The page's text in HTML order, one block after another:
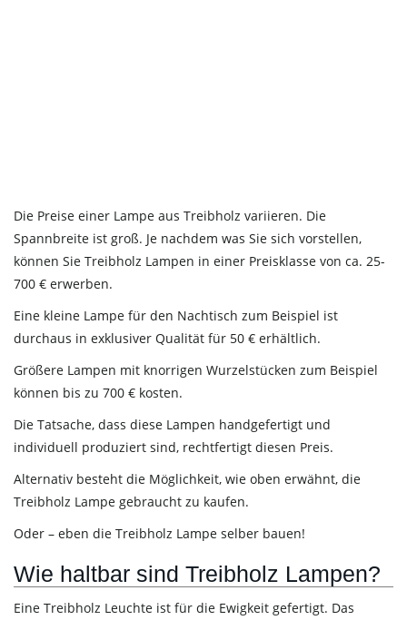
Die Preise einer Lampe aus Treibholz variieren. Die
Spannbreite ist groß. Je nachdem was Sie sich vorstellen,
können Sie Treibholz Lampen in einer Preisklasse von ca. 25-
700 € erwerben.
Eine kleine Lampe für den Nachtisch zum Beispiel ist
durchaus in exklusiver Qualität für 50 € erhältlich.
Größere Lampen mit knorrigen Wurzelstücken zum Beispiel
können bis zu 700 € kosten.
Die Tatsache, dass diese Lampen handgefertigt und
individuell produziert sind, rechtfertigt diesen Preis.
Alternativ besteht die Möglichkeit, wie oben erwähnt, die
Treibholz Lampe gebraucht zu kaufen.
Oder – eben die Treibholz Lampe selber bauen!
Wie haltbar sind Treibholz Lampen?
Eine Treibholz Leuchte ist für die Ewigkeit gefertigt. Das